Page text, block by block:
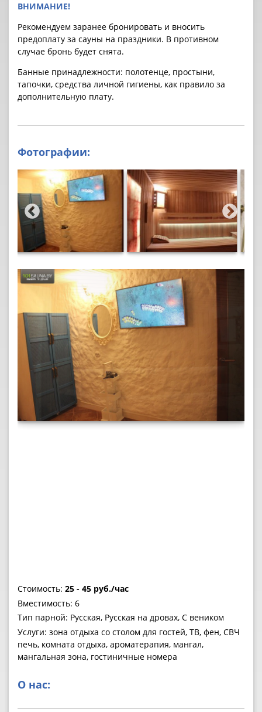
ВНИМАНИЕ!
Рекомендуем заранее бронировать и вносить
предоплату за cауны на праздники. В противном
случае бронь будет снята.
Банные принадлежности: полотенце, простыни,
тапочки, средства личной гигиены, как правило за
дополнительную плату.
Фотографии:
Стоимость: 25 - 45 руб./час
Вместимость: 6
Тип парной: Русская, Русская на дровах, С веником
Услуги: зона отдыха со столом для гостей, ТВ, фен, СВЧ
печь, комната отдыха, ароматерапия, мангал,
мангальная зона, гостиничные номера
О нас: